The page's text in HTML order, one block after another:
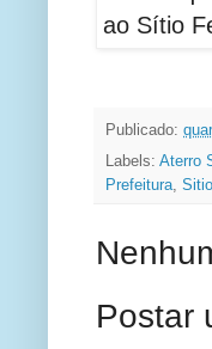
ao Sítio
Publicado:
Labels: Aterro
Prefeitura, Sitio
Postar